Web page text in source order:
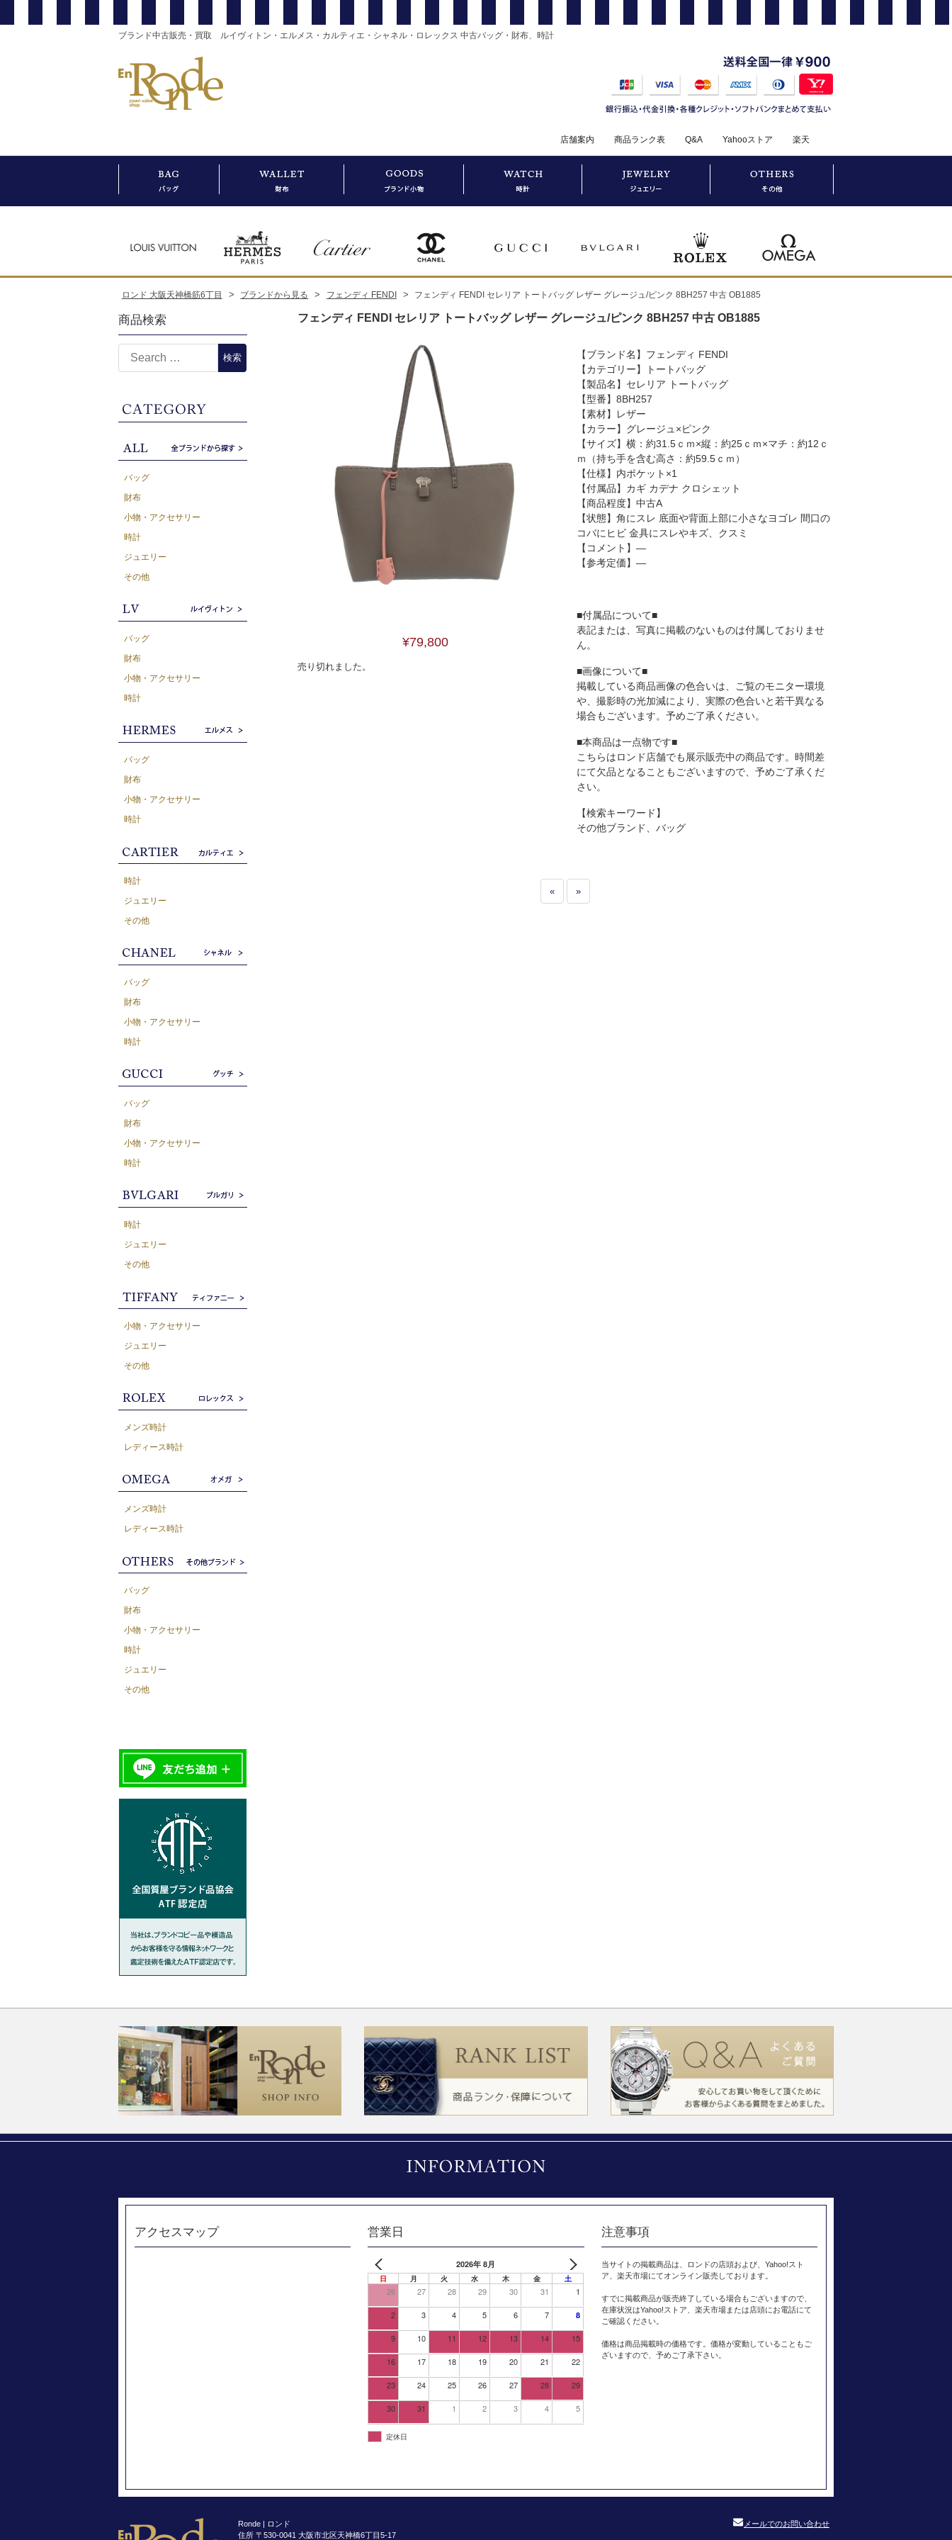
ブランド中古販売・買取 ルイヴィトン・エルメス・カルティエ・シャネル・ロレックス 中古バッグ・財布、時計
店舗案内 商品ランク表 Q&A Yahooストア 楽天
ロンド 大阪天神橋筋6丁目 > ブランドから見る > フェンディ FENDI > フェンディ FENDI セレリア トートバッグ レザー グレージュ/ピンク 8BH257 中古 OB1885
フェンディ FENDI セレリア トートバッグ レザー グレージュ/ピンク 8BH257 中古 OB1885
¥79,800
売り切れました。
【ブランド名】フェンディ FENDI
【カテゴリー】トートバッグ
【製品名】セレリア トートバッグ
【型番】8BH257
【素材】レザー
【カラー】グレージュ×ピンク
【サイズ】横：約31.5ｃｍ×縦：約25ｃｍ×マチ：約12ｃ
ｍ（持ち手を含む高さ：約59.5ｃｍ）
【仕様】内ポケット×1
【付属品】カギ カデナ クロシェット
【商品程度】中古A
【状態】角にスレ 底面や背面上部に小さなヨゴレ 間口の
コバにヒビ 金具にスレやキズ、クスミ
【コメント】―
【参考定価】―
■付属品について■
表記または、写真に掲載のないものは付属しておりませ
ん。
■画像について■
掲載している商品画像の色合いは、ご覧のモニター環境
や、撮影時の光加減により、実際の色合いと若干異なる
場合もございます。予めご了承ください。
■本商品は一点物です■
こちらはロンド店舗でも展示販売中の商品です。時間差
にて欠品となることもございますので、予めご了承くだ
さい。
【検索キーワード】
その他ブランド、バッグ
« »
商品検索
バッグ
財布
小物・アクセサリー
時計
ジュエリー
その他
バッグ
財布
小物・アクセサリー
時計
バッグ
財布
小物・アクセサリー
時計
時計
ジュエリー
その他
バッグ
財布
小物・アクセサリー
時計
バッグ
財布
小物・アクセサリー
時計
時計
ジュエリー
その他
小物・アクセサリー
ジュエリー
その他
メンズ時計
レディース時計
メンズ時計
レディース時計
バッグ
財布
小物・アクセサリー
時計
ジュエリー
その他
アクセスマップ 営業日
2026年 8月
日 月 火 水 木 金 土
26 27 28 29 30 31 1
2 3 4 5 6 7 8
9 10 11 12 13 14 15
16 17 18 19 20 21 22
23 24 25 26 27 28 29
30 31 1 2 3 4 5
定休日
注意事項
当サイトの掲載商品は、ロンドの店頭および、Yahoo!スト
ア、楽天市場にてオンライン販売しております。
すでに掲載商品が販売終了している場合もございますので、
在庫状況はYahoo!ストア、楽天市場または店頭にお電話にて
ご確認ください。
価格は商品掲載時の価格です。価格が変動していることもご
ざいますので、予めご了承下さい。
Ronde | ロンド
住所 〒530-0041 大阪市北区天神橋6丁目5-17
メールでのお問い合わせ